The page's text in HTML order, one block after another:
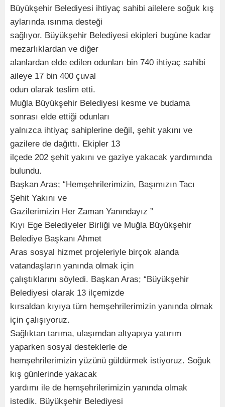
Büyükşehir Belediyesi ihtiyaç sahibi ailelere soğuk kış
aylarında ısınma desteği
sağlıyor. Büyükşehir Belediyesi ekipleri bugüne kadar
mezarlıklardan ve diğer
alanlardan elde edilen odunları bin 740 ihtiyaç sahibi
aileye 17 bin 400 çuval
odun olarak teslim etti.
Muğla Büyükşehir Belediyesi kesme ve budama
sonrası elde ettiği odunları
yalnızca ihtiyaç sahiplerine değil, şehit yakını ve
gazilere de dağıttı. Ekipler 13
ilçede 202 şehit yakını ve gaziye yakacak yardımında
bulundu.
Başkan Aras; “Hemşehrilerimizin, Başımızın Tacı
Şehit Yakını ve
Gazilerimizin Her Zaman Yanındayız ”
Kıyı Ege Belediyeler Birliği ve Muğla Büyükşehir
Belediye Başkanı Ahmet
Aras sosyal hizmet projeleriyle birçok alanda
vatandaşların yanında olmak için
çalıştıklarını söyledi. Başkan Aras; “Büyükşehir
Belediyesi olarak 13 ilçemizde
kırsaldan kıyıya tüm hemşehrilerimizin yanında olmak
için çalışıyoruz.
Sağlıktan tarıma, ulaşımdan altyapıya yatırım
yaparken sosyal desteklerle de
hemşehrilerimizin yüzünü güldürmek istiyoruz. Soğuk
kış günlerinde yakacak
yardımı ile de hemşehrilerimizin yanında olmak
istedik. Büyükşehir Belediyesi